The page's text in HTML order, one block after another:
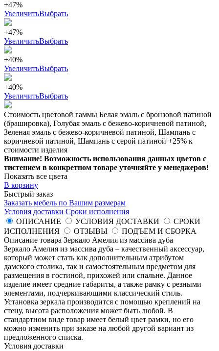
+47%
УвеличитьВыбрать
+47%
УвеличитьВыбрать
+40%
УвеличитьВыбрать
+40%
УвеличитьВыбрать
Стоимость цветовой гаммы Белая эмаль с бронзовой патиной
(брашировка), Голубая эмаль с бежево-коричневой патиной,
Зеленая эмаль с бежево-коричневой патиной, Шампань с
коричневой патиной, Шампань с серой патиной +25% к
стоимости изделия
Внимание! Возможность использования данных цветов с
тистением в конкретном товаре уточняйте у менеджеров!
Показать все цвета
В корзину
Быстрый заказ
Заказать мебель по Вашим размерам
Условия доставки Сроки исполнения
ОПИСАНИЕ
УСЛОВИЯ ДОСТАВКИ
СРОКИ
ИСПОЛНЕНИЯ
ОТЗЫВЫ
ПОДЪЕМ И СБОРКА
Описание товара Зеркало Амелия из массива дуба
Зеркало Амелия из массива дуба – качественный аксессуар,
который может стать как дополнительным атрибутом
дамского столика, так и самостоятельным предметом для
размещения в гостиной, прихожей или спальне. Данное
изделие имеет средние габариты, а также рамку с резными
элементами, подчеркивающими классический стиль.
Установка зеркала производится с помощью креплений на
стену, высота расположения может быть любой. В
стандартном виде товар имеет белый цвет рамки, но его
можно изменить при заказе на любой другой вариант из
предложенного списка.
Условия доставки